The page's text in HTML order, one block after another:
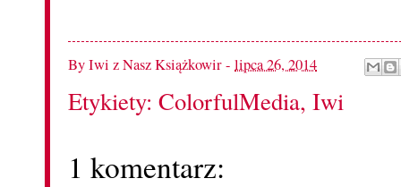
ByIwi z Nasz Książkowir- lipca 26, 2014
Etykiety: ColorfulMedia, Iwi
1 komentarz: